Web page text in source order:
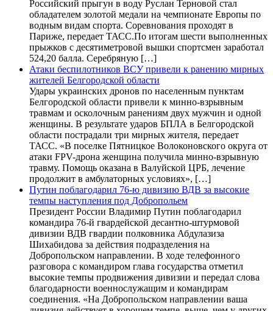
Российский прыгун в воду Руслан Терновой стал
обладателем золотой медали на чемпионате Европы по
водным видам спорта. Соревнования проходят в
Париже, передает ТАСС.По итогам шести выполненных
прыжков с десятиметровой вышки спортсмен заработал
524,20 балла. Серебряную […]
Атаки беспилотников ВСУ привели к ранению мирных
жителей Белгородской области
Удары украинских дронов по населенным пунктам
Белгородской области привели к минно-взрывным
травмам и осколочным ранениям двух мужчин и одной
женщины. В результате ударов БПЛА в Белгородской
области пострадали три мирных жителя, передает
ТАСС. «В поселке Пятницкое Волоконовского округа от
атаки FPV-дрона женщина получила минно-взрывную
травму. Помощь оказана в Валуйской ЦРБ, лечение
продолжит в амбулаторных условиях», […]
Путин поблагодарил 76-ю дивизию ВДВ за высокие
темпы наступления под Добропольем
Президент России Владимир Путин поблагодарил
командира 76-й гвардейской десантно-штурмовой
дивизии ВДВ гвардии полковника Абдулазиза
Шихабидова за действия подразделения на
Добропольском направлении. В ходе телефонного
разговора с командиром глава государства отметил
высокие темпы продвижения дивизии и передал слова
благодарности военнослужащим и командирам
соединения. «На Добропольском направлении ваша